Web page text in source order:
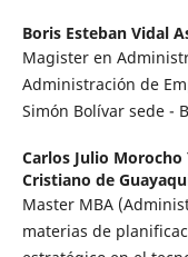
Boris Esteban Vidal
Magister en
Administración de
Simón Bolívar sede -
Carlos Julio Morocho
Cristiano de
Master MBA
materias de